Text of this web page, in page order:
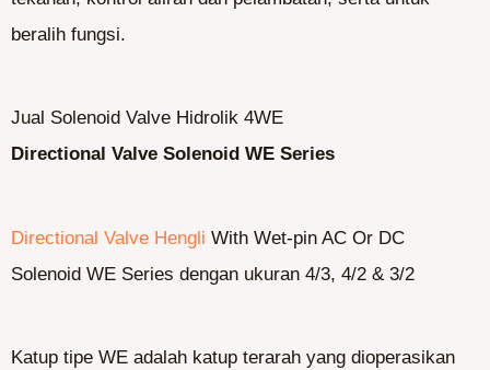
beralih fungsi.
Jual Solenoid Valve Hidrolik 4WE
Directional Valve Solenoid WE Series
Directional Valve Hengli With Wet-pin AC Or DC
Solenoid WE Series dengan ukuran 4/3, 4/2 & 3/2
Katup tipe WE adalah katup terarah yang dioperasikan